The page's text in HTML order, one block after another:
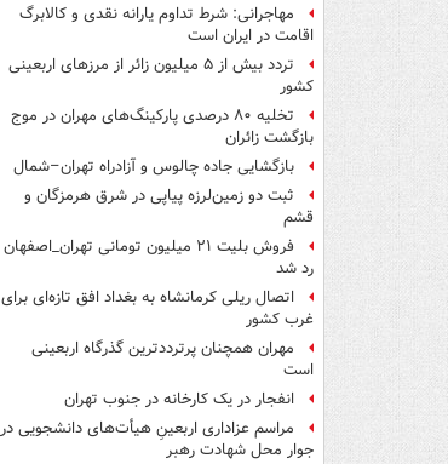
مهاجرانی: شرط تداوم یارانه نقدی و کالابرگ
اقامت در ایران است
تردد بیش از ۵ میلیون زائر از مرزهای اربعینی
کشور
تخلیه ۸۰ درصدی پارکینگ‌های مهران در موج
بازگشت زائران
بازگشایی جاده چالوس و آزادراه تهران–شمال
ثبت دو زمین‌لرزه پیاپی در شرق هرمزگان و
قشم
فروش بلیت ۲۱ میلیون تومانی تهران_اصفهان
رد شد
اتصال ریلی کرمانشاه به بغداد افق تازه‌ای برای
غرب کشور
مهران همچنان پرترددترین گذرگاه اربعینی
است
انفجار در یک کارخانه در جنوب تهران
مراسم عزاداری اربعینِ هیأت‌های دانشجویی در
جوار محل شهادت رهبر